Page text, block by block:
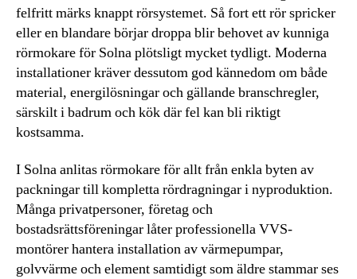
felfritt märks knappt rörsystemet. Så fort ett rör spricker
eller en blandare börjar droppa blir behovet av kunniga
rörmokare för Solna plötsligt mycket tydligt. Moderna
installationer kräver dessutom god kännedom om både
material, energilösningar och gällande branschregler,
särskilt i badrum och kök där fel kan bli riktigt
kostsamma.
I Solna anlitas rörmokare för allt från enkla byten av
packningar till kompletta rördragningar i nyproduktion.
Många privatpersoner, företag och
bostadsrättsföreningar låter professionella VVS-
montörer hantera installation av värmepumpar,
golvvärme och element samtidigt som äldre stammar ses